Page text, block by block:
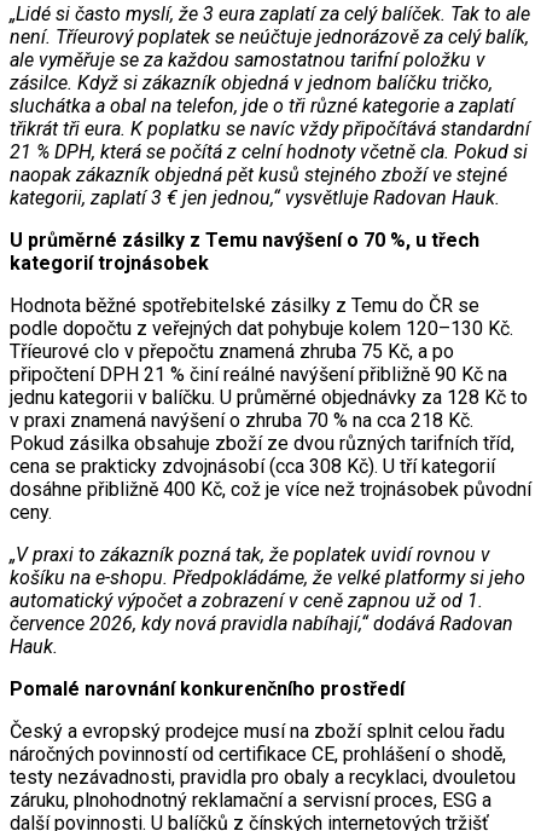
„Lidé si často myslí, že 3 eura zaplatí za celý balíček. Tak to ale
není. Tříeurový poplatek se neúčtuje jednorázově za celý balík,
ale vyměřuje se za každou samostatnou tarifní položku v
zásilce. Když si zákazník objedná v jednom balíčku tričko,
sluchátka a obal na telefon, jde o tři různé kategorie a zaplatí
třikrát tři eura. K poplatku se navíc vždy připočítává standardní
21 % DPH, která se počítá z celní hodnoty včetně cla. Pokud si
naopak zákazník objedná pět kusů stejného zboží ve stejné
kategorii, zaplatí 3 € jen jednou,“ vysvětluje Radovan Hauk.
U průměrné zásilky z Temu navýšení o 70 %, u třech
kategorií trojnásobek
Hodnota běžné spotřebitelské zásilky z Temu do ČR se
podle dopočtu z veřejných dat pohybuje kolem 120–130 Kč.
Tříeurové clo v přepočtu znamená zhruba 75 Kč, a po
připočtení DPH 21 % činí reálné navýšení přibližně 90 Kč na
jednu kategorii v balíčku. U průměrné objednávky za 128 Kč to
v praxi znamená navýšení o zhruba 70 % na cca 218 Kč.
Pokud zásilka obsahuje zboží ze dvou různých tarifních tříd,
cena se prakticky zdvojnásobí (cca 308 Kč). U tří kategorií
dosáhne přibližně 400 Kč, což je více než trojnásobek původní
ceny.
„V praxi to zákazník pozná tak, že poplatek uvidí rovnou v
košíku na e-shopu. Předpokládáme, že velké platformy si jeho
automatický výpočet a zobrazení v ceně zapnou už od 1.
července 2026, kdy nová pravidla nabíhají,“ dodává Radovan
Hauk.
Pomalé narovnání konkurenčního prostředí
Český a evropský prodejce musí na zboží splnit celou řadu
náročných povinností od certifikace CE, prohlášení o shodě,
testy nezávadnosti, pravidla pro obaly a recyklaci, dvouletou
záruku, plnohodnotný reklamační a servisní proces, ESG a
další povinnosti. U balíčků z čínských internetových tržišť